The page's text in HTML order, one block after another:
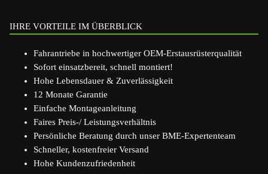
IHRE VORTEILE IM ÜBERBLICK
Fahrantriebe in hochwertiger OEM-Erstausrüsterqualität
Sofort einsatzbereit, schnell montiert!
Hohe Lebensdauer & Zuverlässigkeit
12 Monate Garantie
Einfache Montageanleitung
Faires Preis-/ Leistungsverhältnis
Persönliche Beratung durch unser BME-Expertenteam
Schneller, kostenfreier Versand
Hohe Kundenzufriedenheit